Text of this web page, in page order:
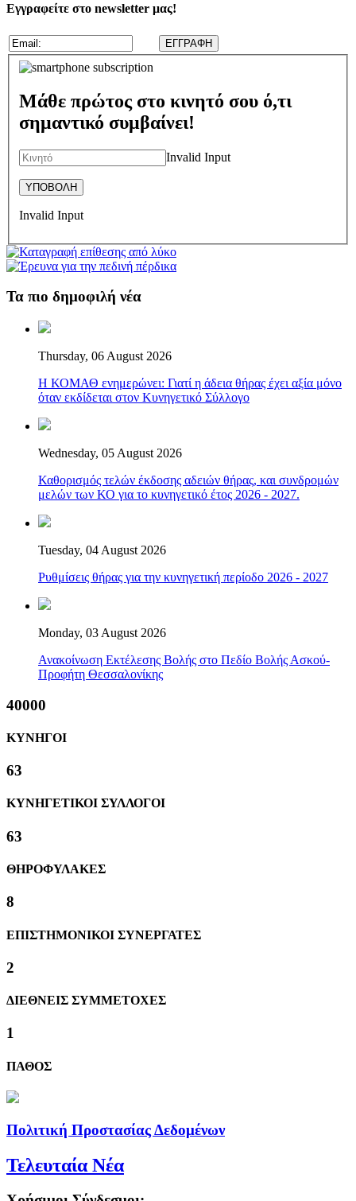
Εγγραφείτε στο newsletter μας!
Μάθε πρώτος στο κινητό σου ό,τι
σημαντικό συμβαίνει!
Invalid Input
Invalid Input
Τα πιο δημοφιλή νέα
Thursday, 06 August 2026
Η ΚΟΜΑΘ ενημερώνει: Γιατί η άδεια θήρας έχει αξία μόνο
όταν εκδίδεται στον Κυνηγετικό Σύλλογο
Wednesday, 05 August 2026
Καθορισμός τελών έκδοσης αδειών θήρας, και συνδρομών
μελών των ΚΟ για το κυνηγετικό έτος 2026 - 2027.
Tuesday, 04 August 2026
Ρυθμίσεις θήρας για την κυνηγετική περίοδο 2026 - 2027
Monday, 03 August 2026
Ανακοίνωση Εκτέλεσης Βολής στο Πεδίο Βολής Ασκού-
Προφήτη Θεσσαλονίκης
40000
ΚΥΝΗΓΟΙ
63
ΚΥΝΗΓΕΤΙΚΟΙ ΣΥΛΛΟΓΟΙ
63
ΘΗΡΟΦΥΛΑΚΕΣ
8
ΕΠΙΣΤΗΜΟΝΙΚΟΙ ΣΥΝΕΡΓΑΤΕΣ
2
ΔΙΕΘΝΕΙΣ ΣΥΜΜΕΤΟΧΕΣ
1
ΠΑΘΟΣ
Πολιτική Προστασίας Δεδομένων
Τελευταία Νέα